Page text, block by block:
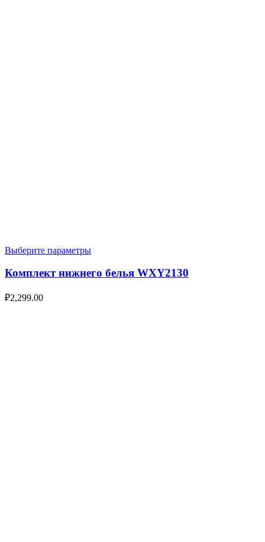
Выберите параметры
Комплект нижнего белья WXY2130
₽2,299.00